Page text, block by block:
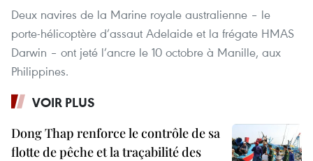
Deux navires de la Marine royale australienne – le
porte-hélicoptère d’assaut Adelaide et la frégate HMAS
Darwin – ont jeté l’ancre le 10 octobre à Manille, aux
Philippines.
VOIR PLUS
Dong Thap renforce le contrôle de sa
flotte de pêche et la traçabilité des